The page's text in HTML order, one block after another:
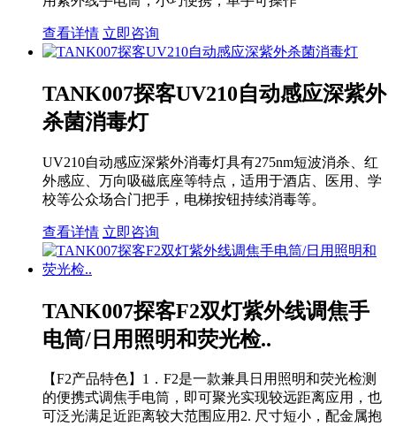
查看详情 立即咨询
TANK007探客UV210自动感应深紫外
杀菌消毒灯
UV210自动感应深紫外消毒灯具有275nm短波消杀、红
外感应、万向吸磁底座等特点，适用于酒店、医用、学
校等公众场合门把手，电梯按钮持续消毒等。
查看详情 立即咨询
TANK007探客F2双灯紫外线调焦手
电筒/日用照明和荧光检..
【F2产品特色】1．F2是一款兼具日用照明和荧光检测
的便携式调焦手电筒，即可聚光实现较远距离应用，也
可泛光满足近距离较大范围应用2. 尺寸短小，配金属抱